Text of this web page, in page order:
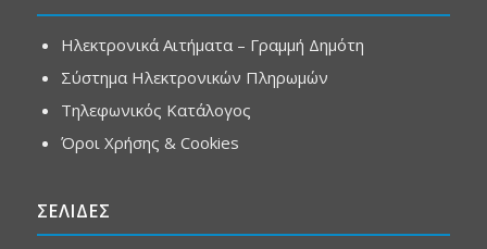
Ηλεκτρονικά Αιτήματα – Γραμμή Δημότη
Σύστημα Ηλεκτρονικών Πληρωμών
Τηλεφωνικός Κατάλογος
Όροι Χρήσης & Cookies
ΣΕΛΙΔΕΣ